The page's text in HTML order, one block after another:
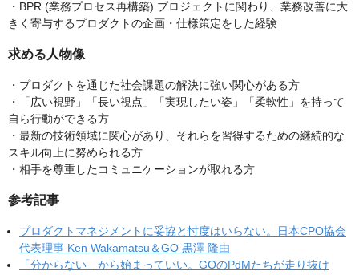
・BPR (業務プロセス再構築) プロジェクトに関わり、業務改善に大
きく寄与するプロダクトの企画・仕様策定をした経験
求める人物像
・プロダクトを通じた社会課題の解決に強い関心がある方
・「広い視野」「長い視点」「実現したい姿」「柔軟性」を持って
自ら行動ができる方
・最新の技術領域に関心があり、それらを習得するための継続的な
スキル向上に努められる方
・相手を尊重したコミュニケーションが取れる方
参考記事
プロダクトマネジメントに妥協と忖度はいらない。日本CPO協会
代表理事 Ken Wakamatsu＆GO 黒澤 隆由
「分からない」から始まっていい。GOのPdMたちが走り抜け